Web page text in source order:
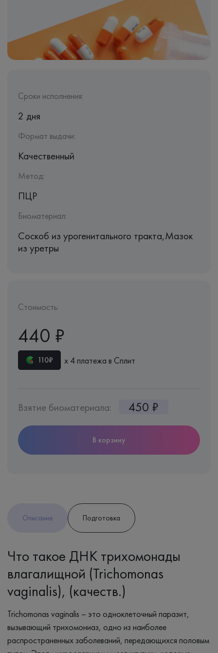
Сроки исполнения:
2 дня
Формат выдачи:
Качественный
Метод:
ПЦР
Биоматериал:
Соскоб из урогенитального тракта,Мазок
из уретры
Стоимость:
440 ₽
110₽ х 4 платежа в Сплит
Взятие биоматериала: 450 ₽
В корзину
Описание Подготовка
Что такое ДНК трихомонады
влагалищной (Trichomonas
vaginalis), (качеств.)
Trichomonas vaginalis – это одноклеточный паразит,
вызывающий трихомониаз, одно из наиболее
распространенных заболеваний, передающихся половым